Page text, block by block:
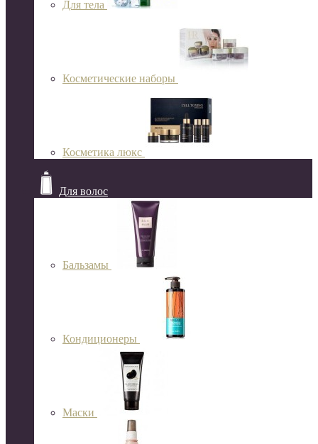
Для тела
Косметические наборы
Косметика люкс
Для волос
Бальзамы
Кондиционеры
Маски